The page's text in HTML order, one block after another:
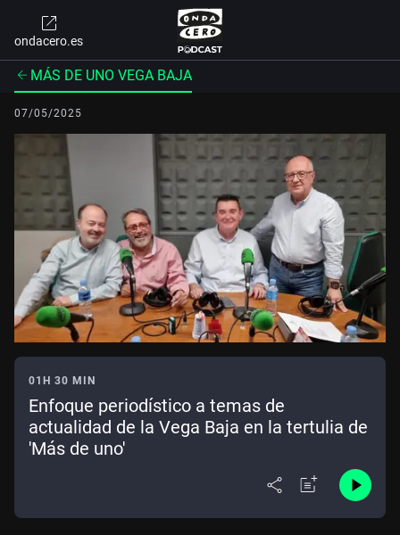
ondacero.es
MÁS DE UNO VEGA BAJA
07/05/2025
01H 30 MIN
Enfoque periodístico a temas de
actualidad de la Vega Baja en la tertulia de
'Más de uno'